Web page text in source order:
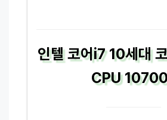
인텔 코어i7 10세대
CPU